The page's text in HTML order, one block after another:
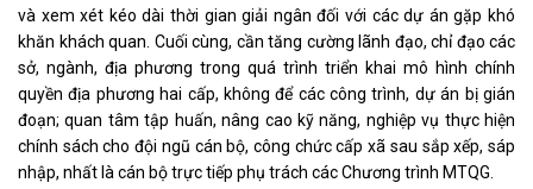
và xem xét kéo dài thời gian giải ngân đối với các dự án gặp khó
khăn khách quan. Cuối cùng, cần tăng cường lãnh đạo, chỉ đạo các
sở, ngành, địa phương trong quá trình triển khai mô hình chính
quyền địa phương hai cấp, không để các công trình, dự án bị gián
đoạn; quan tâm tập huấn, nâng cao kỹ năng, nghiệp vụ thực hiện
chính sách cho đội ngũ cán bộ, công chức cấp xã sau sắp xếp, sáp
nhập, nhất là cán bộ trực tiếp phụ trách các Chương trình MTQG.